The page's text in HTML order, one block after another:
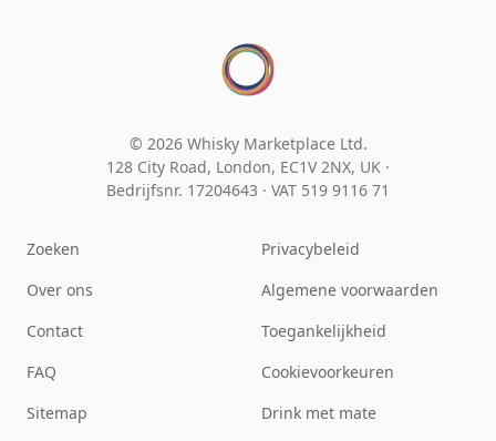
© 2026 Whisky Marketplace Ltd.
128 City Road, London, EC1V 2NX, UK ·
Bedrijfsnr. 17204643 · VAT 519 9116 71
Zoeken
Over ons
Contact
FAQ
Sitemap
Privacybeleid
Algemene voorwaarden
Toegankelijkheid
Cookievoorkeuren
Drink met mate